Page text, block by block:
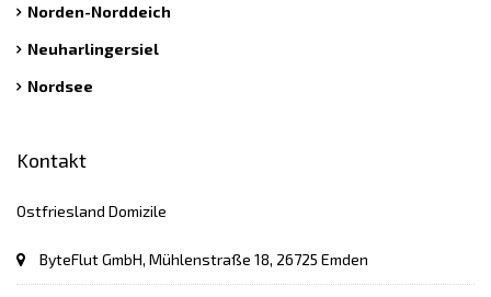
Norden-Norddeich
Neuharlingersiel
Nordsee
Kontakt
Ostfriesland Domizile
ByteFlut GmbH, Mühlenstraße 18, 26725 Emden